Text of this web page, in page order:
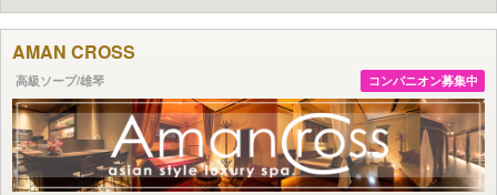
格式と艶、洗練と余裕。
そして何より“選ばれる悦び”を存分にご堪能いただける時間がここにはござい
ます。
世俗を離れ、ひととき現実を忘れ、極上の女性と心を通わせる――
それこそが紳士にのみ許された最上の贅沢。
今宵、NEO皇帝別館がご用意する至福の世界へ。
貴方様のご来館を心よりお待ち申し上げております。
AMAN CROSS
高級ソープ/雄琴 コンパニオン募集中